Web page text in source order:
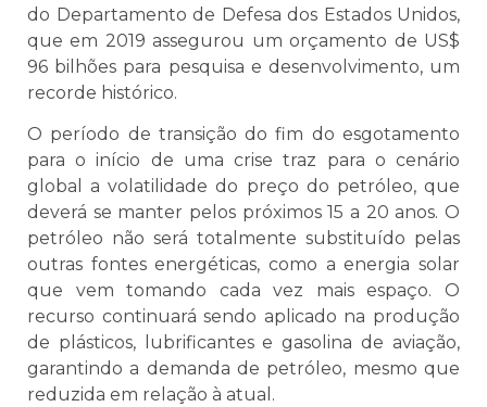
do Departamento de Defesa dos Estados Unidos,
que em 2019 assegurou um orçamento de US$
96 bilhões para pesquisa e desenvolvimento, um
recorde histórico.
O período de transição do fim do esgotamento
para o início de uma crise traz para o cenário
global a volatilidade do preço do petróleo, que
deverá se manter pelos próximos 15 a 20 anos. O
petróleo não será totalmente substituído pelas
outras fontes energéticas, como a energia solar
que vem tomando cada vez mais espaço. O
recurso continuará sendo aplicado na produção
de plásticos, lubrificantes e gasolina de aviação,
garantindo a demanda de petróleo, mesmo que
reduzida em relação à atual.